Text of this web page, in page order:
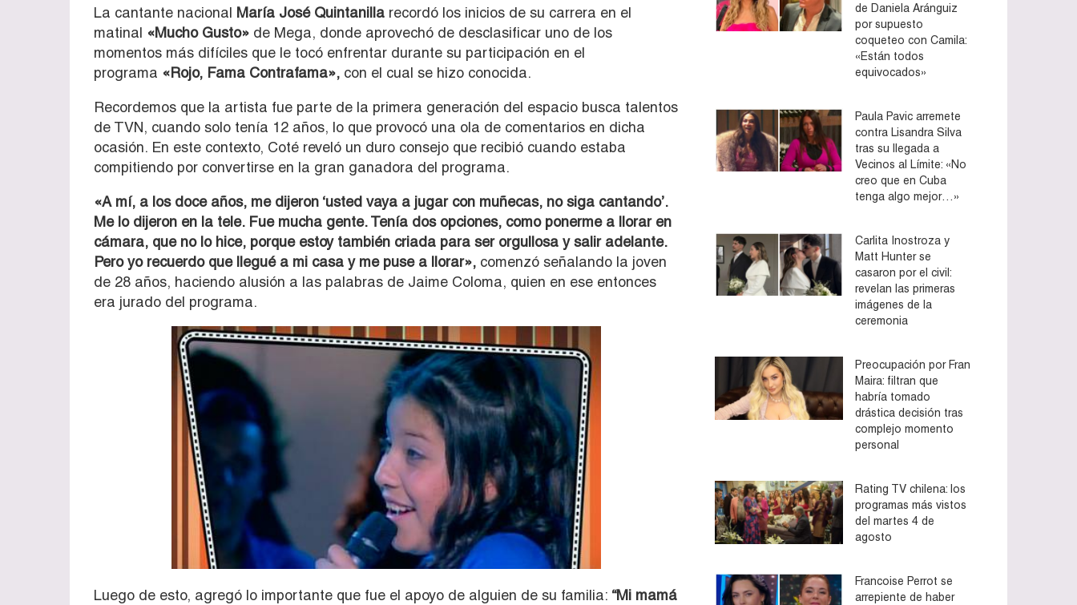
La cantante nacional María José Quintanilla recordó los inicios de su carrera en el
matinal «Mucho Gusto» de Mega, donde aprovechó de desclasificar uno de los
momentos más difíciles que le tocó enfrentar durante su participación en el
programa «Rojo, Fama Contrafama», con el cual se hizo conocida.
Recordemos que la artista fue parte de la primera generación del espacio busca talentos
de TVN, cuando solo tenía 12 años, lo que provocó una ola de comentarios en dicha
ocasión. En este contexto, Coté reveló un duro consejo que recibió cuando estaba
compitiendo por convertirse en la gran ganadora del programa.
«A mí, a los doce años, me dijeron ‘usted vaya a jugar con muñecas, no siga cantando’.
Me lo dijeron en la tele. Fue mucha gente. Tenía dos opciones, como ponerme a llorar en
cámara, que no lo hice, porque estoy también criada para ser orgullosa y salir adelante.
Pero yo recuerdo que llegué a mi casa y me puse a llorar», comenzó señalando la joven
de 28 años, haciendo alusión a las palabras de Jaime Coloma, quien en ese entonces
era jurado del programa.
Luego de esto, agregó lo importante que fue el apoyo de alguien de su familia: “Mi mamá
de Daniela Aránguiz
por supuesto
coqueteo con Camila:
«Están todos
equivocados»
Paula Pavic arremete
contra Lisandra Silva
tras su llegada a
Vecinos al Límite: «No
creo que en Cuba
tenga algo mejor…»
Carlita Inostroza y
Matt Hunter se
casaron por el civil:
revelan las primeras
imágenes de la
ceremonia
Preocupación por Fran
Maira: filtran que
habría tomado
drástica decisión tras
complejo momento
personal
Rating TV chilena: los
programas más vistos
del martes 4 de
agosto
Francoise Perrot se
arrepiente de haber